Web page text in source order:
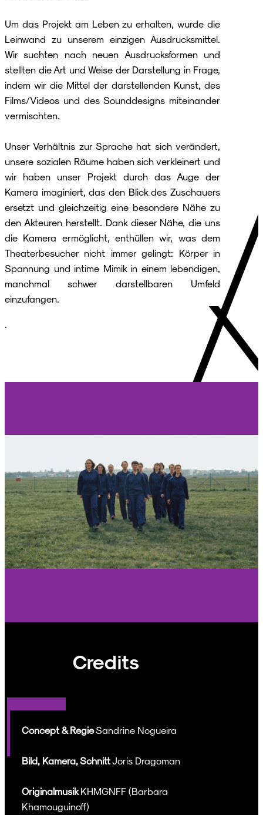
Um das Projekt am Leben zu erhalten, wurde die
Leinwand zu unserem einzigen Ausdrucksmittel.
Wir suchten nach neuen Ausdrucksformen und
stellten die Art und Weise der Darstellung in Frage,
indem wir die Mittel der darstellenden Kunst, des
Films/Videos und des Sounddesigns miteinander
vermischten.
Unser Verhältnis zur Sprache hat sich verändert,
unsere sozialen Räume haben sich verkleinert und
wir haben unser Projekt durch das Auge der
Kamera imaginiert, das den Blick des Zuschauers
ersetzt und gleichzeitig eine besondere Nähe zu
den Akteuren herstellt. Dank dieser Nähe, die uns
die Kamera ermöglicht, enthüllen wir, was dem
Theaterbesucher nicht immer gelingt: Körper in
Spannung und intime Mimik in einem lebendigen,
manchmal schwer darstellbaren Umfeld
einzufangen.
Credits
Concept & RegieSandrine Nogueira
Bild, Kamera, SchnittJoris Dragoman
OriginalmusikKHMGNFF (Barbara
Khamouguinoff)